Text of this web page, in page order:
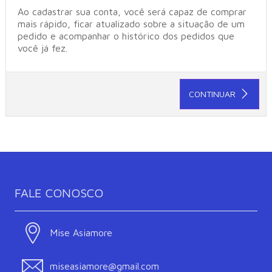
Ao cadastrar sua conta, você será capaz de comprar
mais rápido, ficar atualizado sobre a situação de um
pedido e acompanhar o histórico dos pedidos que
você já fez.
CONTINUAR
FALE CONOSCO
Mise Asiamore
miseasiamore@gmail.com